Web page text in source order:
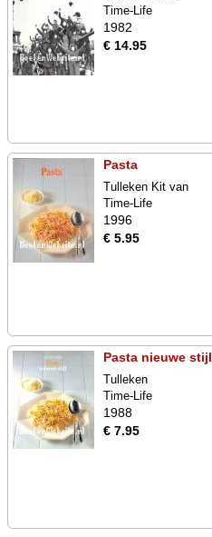
Time-Life
1982
€ 14.95
Pasta
Tulleken Kit van
Time-Life
1996
€ 5.95
Pasta nieuwe stijl
Tulleken
Time-Life
1988
€ 7.95